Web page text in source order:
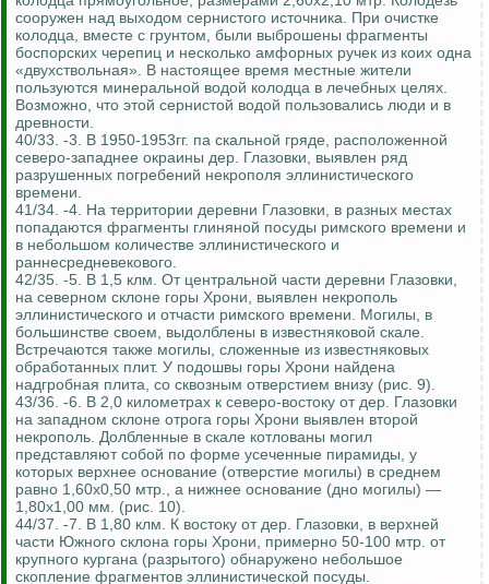
сооружен над выходом сернистого источника. При очистке
колодца, вместе с грунтом, были выброшены фрагменты
боспорских черепиц и несколько амфорных ручек из коих одна
«двухствольная». В настоящее время местные жители
пользуются минеральной водой колодца в лечебных целях.
Возможно, что этой сернистой водой пользовались люди и в
древности.
40/33. -3. В 1950-1953гг. па скальной гряде, расположенной
северо-западнее окраины дер. Глазовки, выявлен ряд
разрушенных погребений некрополя эллинистического
времени.
41/34. -4. На территории деревни Глазовки, в разных местах
попадаются фрагменты глиняной посуды римского времени и
в небольшом количестве эллинистического и
раннесредневекового.
42/35. -5. В 1,5 клм. От центральной части деревни Глазовки,
на северном склоне горы Хрони, выявлен некрополь
эллинистического и отчасти римского времени. Могилы, в
большинстве своем, выдолблены в известняковой скале.
Встречаются также могилы, сложенные из известняковых
обработанных плит. У подошвы горы Хрони найдена
надгробная плита, со сквозным отверстием внизу (рис. 9).
43/36. -6. В 2,0 километрах к северо-востоку от дер. Глазовки
на западном склоне отрога горы Хрони выявлен второй
некрополь. Долбленные в скале котлованы могил
представляют собой по форме усеченные пирамиды, у
которых верхнее основание (отверстие могилы) в среднем
равно 1,60x0,50 мтр., а нижнее основание (дно могилы) —
1,80x1,00 мм. (рис. 10).
44/37. -7. В 1,80 клм. К востоку от дер. Глазовки, в верхней
части Южного склона горы Хрони, примерно 50-100 мтр. от
крупного кургана (разрытого) обнаружено небольшое
скопление фрагментов эллинистической посуды.